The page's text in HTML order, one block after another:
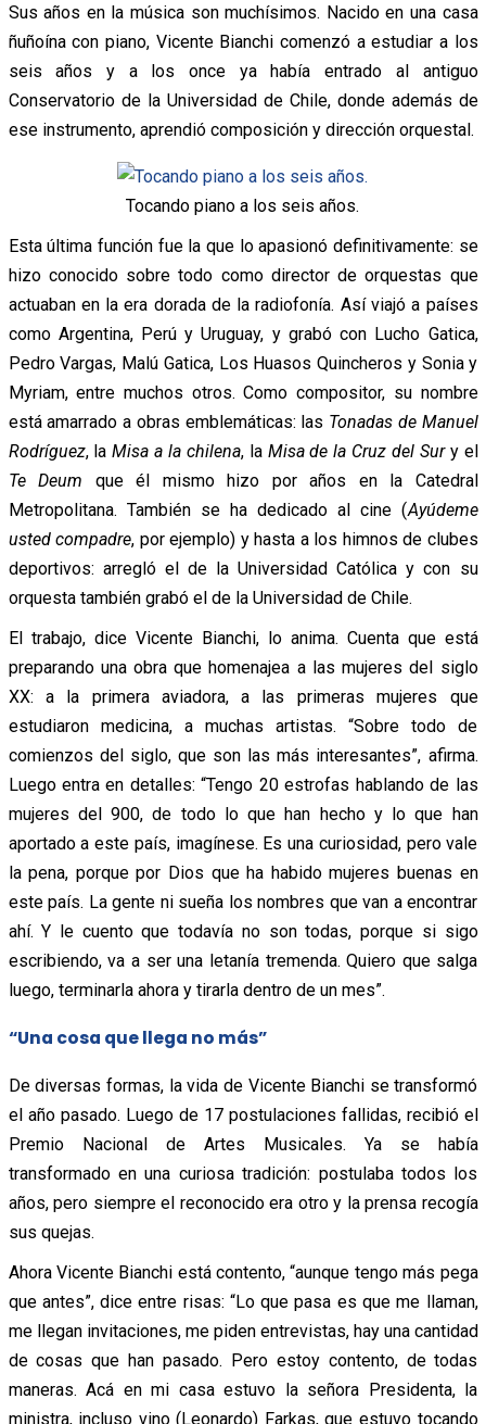
Sus años en la música son muchísimos. Nacido en una casa
ñuñoína con piano, Vicente Bianchi comenzó a estudiar a los
seis años y a los once ya había entrado al antiguo
Conservatorio de la Universidad de Chile, donde además de
ese instrumento, aprendió composición y dirección orquestal.
Tocando piano a los seis años.
Esta última función fue la que lo apasionó definitivamente: se
hizo conocido sobre todo como director de orquestas que
actuaban en la era dorada de la radiofonía. Así viajó a países
como Argentina, Perú y Uruguay, y grabó con Lucho Gatica,
Pedro Vargas, Malú Gatica, Los Huasos Quincheros y Sonia y
Myriam, entre muchos otros. Como compositor, su nombre
está amarrado a obras emblemáticas: las Tonadas de Manuel
Rodríguez, laMisa a la chilena, la Misa de la Cruz del Sur y el
Te Deum que él mismo hizo por años en la Catedral
Metropolitana. También se ha dedicado al cine (Ayúdeme
usted compadre, por ejemplo) y hasta a los himnos de clubes
deportivos: arregló el de la Universidad Católica y con su
orquesta también grabó el de la Universidad de Chile.
El trabajo, dice Vicente Bianchi, lo anima. Cuenta que está
preparando una obra que homenajea a las mujeres del siglo
XX: a la primera aviadora, a las primeras mujeres que
estudiaron medicina, a muchas artistas. “Sobre todo de
comienzos del siglo, que son las más interesantes”, afirma.
Luego entra en detalles: “Tengo 20 estrofas hablando de las
mujeres del 900, de todo lo que han hecho y lo que han
aportado a este país, imagínese. Es una curiosidad, pero vale
la pena, porque por Dios que ha habido mujeres buenas en
este país. La gente ni sueña los nombres que van a encontrar
ahí. Y le cuento que todavía no son todas, porque si sigo
escribiendo, va a ser una letanía tremenda. Quiero que salga
luego, terminarla ahora y tirarla dentro de un mes”.
“Una cosa que llega no más”
De diversas formas, la vida de Vicente Bianchi se transformó
el año pasado. Luego de 17 postulaciones fallidas, recibió el
Premio Nacional de Artes Musicales. Ya se había
transformado en una curiosa tradición: postulaba todos los
años, pero siempre el reconocido era otro y la prensa recogía
sus quejas.
Ahora Vicente Bianchi está contento, “aunque tengo más pega
que antes”, dice entre risas: “Lo que pasa es que me llaman,
me llegan invitaciones, me piden entrevistas, hay una cantidad
de cosas que han pasado. Pero estoy contento, de todas
maneras. Acá en mi casa estuvo la señora Presidenta, la
ministra, incluso vino (Leonardo) Farkas, que estuvo tocando